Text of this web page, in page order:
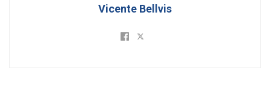
Vicente Bellvis